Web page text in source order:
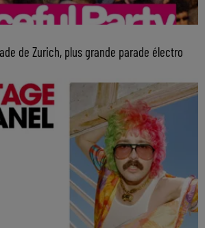
de Zurich, plus grande parade électro